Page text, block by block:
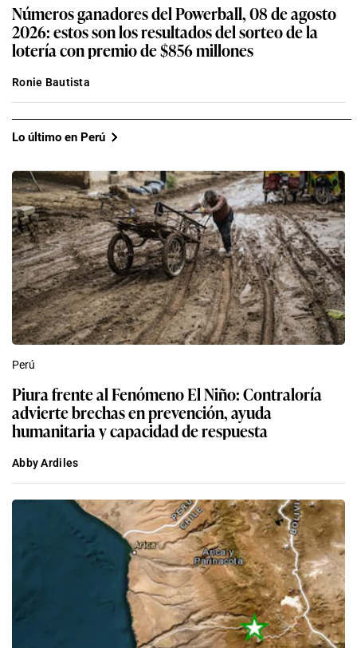
Números ganadores del Powerball, 08 de agosto
2026: estos son los resultados del sorteo de la
lotería con premio de $856 millones
Ronie Bautista
Lo último en Perú
Perú
Piura frente al Fenómeno El Niño: Contraloría
advierte brechas en prevención, ayuda
humanitaria y capacidad de respuesta
Abby Ardiles